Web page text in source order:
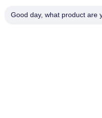
Good day, what product are